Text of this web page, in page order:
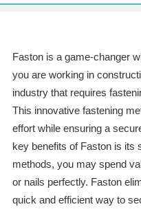
Faston is a game-changer
you are working in
industry that requires
This innovative fastening
effort while ensuring a
key benefits of Faston is its
methods, you may spend
or nails perfectly. Faston
quick and efficient way to